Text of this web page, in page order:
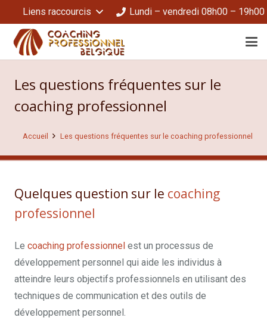
Liens raccourcis Lundi – vendredi 08h00 – 19h00
Les questions fréquentes sur le
coaching professionnel
Accueil Les questions fréquentes sur le coaching professionnel
Quelques question sur le coaching
professionnel
Le coaching professionnel est un processus de
développement personnel qui aide les individus à
atteindre leurs objectifs professionnels en utilisant des
techniques de communication et des outils de
développement personnel.